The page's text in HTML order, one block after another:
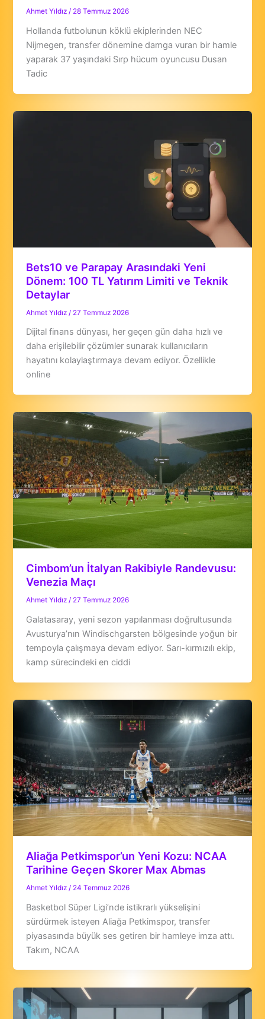
Ahmet Yıldız/ 28 Temmuz 2026
Hollanda futbolunun köklü ekiplerinden NEC
Nijmegen, transfer dönemine damga vuran bir hamle
yaparak 37 yaşındaki Sırp hücum oyuncusu Dusan
Tadic
Bets10 ve Parapay Arasındaki Yeni
Dönem: 100 TL Yatırım Limiti ve Teknik
Detaylar
Ahmet Yıldız / 27 Temmuz 2026
Dijital finans dünyası, her geçen gün daha hızlı ve
daha erişilebilir çözümler sunarak kullanıcıların
hayatını kolaylaştırmaya devam ediyor. Özellikle
online
Cimbom’un İtalyan Rakibiyle Randevusu:
Venezia Maçı
Ahmet Yıldız/ 27 Temmuz 2026
Galatasaray, yeni sezon yapılanması doğrultusunda
Avusturya’nın Windischgarsten bölgesinde yoğun bir
tempoyla çalışmaya devam ediyor. Sarı-kırmızılı ekip,
kamp sürecindeki en ciddi
Aliağa Petkimspor’un Yeni Kozu: NCAA
Tarihine Geçen Skorer Max Abmas
Ahmet Yıldız / 24 Temmuz 2026
Basketbol Süper Ligi’nde istikrarlı yükselişini
sürdürmek isteyen Aliağa Petkimspor, transfer
piyasasında büyük ses getiren bir hamleye imza attı.
Takım, NCAA